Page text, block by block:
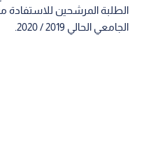
الطلبة المرشحين للاستفادة
الجامعي الحالي 2019 / 2020.